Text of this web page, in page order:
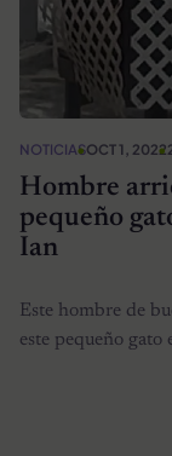
NOTICIASOCT 1, 2022
Hombre
pequeño
Ian
Este hombre de
este pequeño